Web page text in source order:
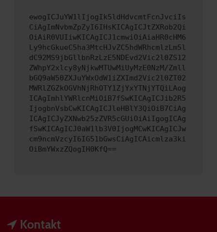
ewogICJuYW1lIjogIk5ldHdvcmtFcnJvciIs
CiAgImNvbmZpZyI6IHsKICAgICJtZXRob2Qi
OiAiR0VUIiwKICAgICJ1cmwiOiAiaHR0cHM6
Ly9hcGkueC5ha3MtcHJvZC5hdWRhcmlzLm5l
dC92MS9jbGllbnRzLzE5NDEvd2Vic2l0ZS12
ZWhpY2xlcy8yNjkwMTUwMiUyMzE0NzM/Zmll
bGQ9aW50ZXJuYWxOdW1iZXImd2Vic2l0ZT02
MWRlZGZkOGVhNjRhOTY1ZjYxYTNjYTQiLAog
ICAgImhlYWRlcnMiOiB7fSwKICAgICJib2R5
IjogbnVsbCwKICAgICJleHBlY3QiOiB7CiAg
ICAgICJyZXNwb25zZVR5cGUiOiAiIgogICAg
fSwKICAgICJ0aW1lb3V0IjogMCwKICAgICJw
cm9ncmVzcyI6IG51bGwsCiAgICAicmlza3ki
OiBmYWxzZQogIH0KfQ==
Kontakt